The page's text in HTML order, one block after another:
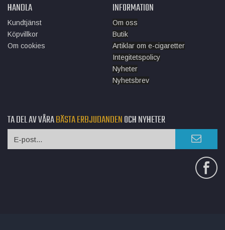
HANDLA
Kundtjänst
Köpvillkor
Om cookies
INFORMATION
Om oss
Butik
Artiklar om e-cigaretter
Integitetspolicy
Nyheter
Nyhetsbrev
TA DEL AV VÅRABÄSTA ERBJUDANDENOCH NYHETER